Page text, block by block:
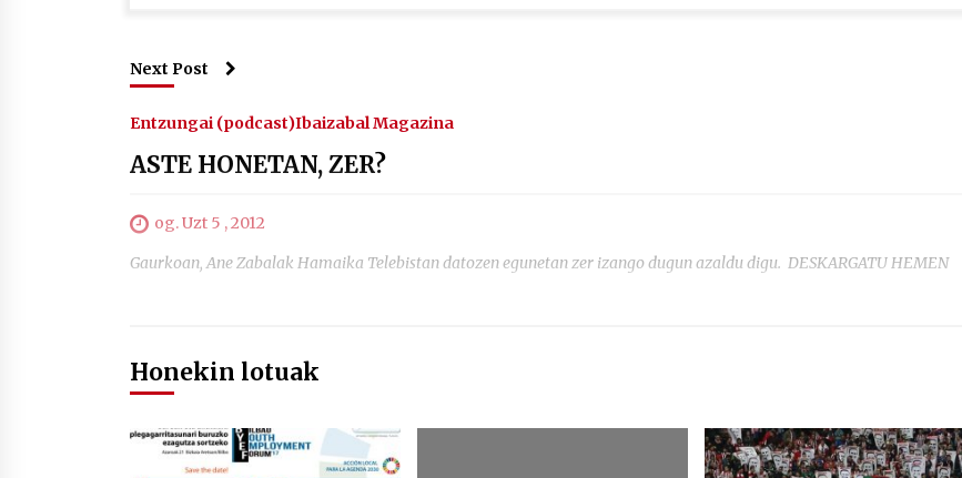
Next Post
Entzungai (podcast)Ibaizabal Magazina
ASTE HONETAN, ZER?
og. Uzt 5 , 2012
Gaurkoan, Ane Zabalak Hamaika Telebistan datozen egunetan zer izango dugun azaldu digu. DESKARGATU HEMEN
Honekin lotuak